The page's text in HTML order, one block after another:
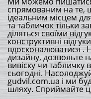
спрямованим на те,
ідеальним місцем
та табличок тільки
діляться своїми
конструктивні
вдосконалюватися .
дизайну, дозвольте
вивіску чи табличку
сьогодні.
gudvil.com.ua і ми
шляху. Сприймайте